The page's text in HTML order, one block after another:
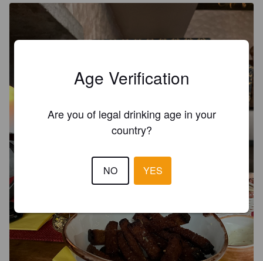
Age Verification
Are you of legal drinking age in your
country?
NO YES